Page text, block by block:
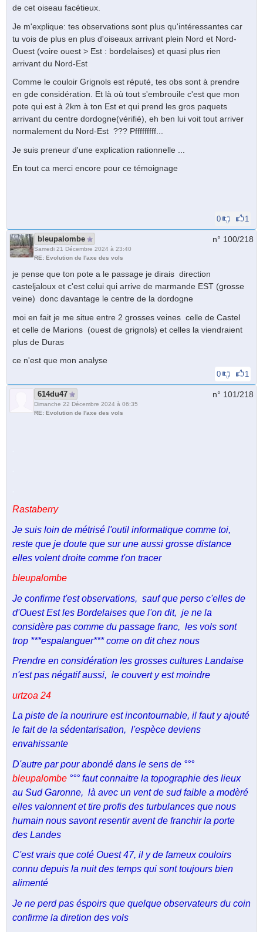
de cet oiseau facétieux.
Je m'explique: tes observations sont plus qu'intéressantes car
tu vois de plus en plus d'oiseaux arrivant plein Nord et Nord-
Ouest (voire ouest > Est : bordelaises) et quasi plus rien
arrivant du Nord-Est
Comme le couloir Grignols est réputé, tes obs sont à prendre
en gde considération. Et là où tout s'embrouile c'est que mon
pote qui est à 2km à ton Est et qui prend les gros paquets
arrivant du centre dordogne(vérifié), eh ben lui voit tout arriver
normalement du Nord-Est ??? Pfffffffff...
Je suis preneur d'une explication rationnelle ...
En tout ca merci encore pour ce témoignage
0 1
bleupalombe
Samedi 21 Décembre 2024 à 23:40
RE: Evolution de l'axe des vols
n° 100/218
je pense que ton pote a le passage je dirais direction
casteljaloux et c'est celui qui arrive de marmande EST (grosse
veine) donc davantage le centre de la dordogne
moi en fait je me situe entre 2 grosses veines celle de Castel
et celle de Marions (ouest de grignols) et celles la viendraient
plus de Duras
ce n'est que mon analyse
0 1
614du47
Dimanche 22 Décembre 2024 à 06:35
RE: Evolution de l'axe des vols
n° 101/218
Rastaberry
Je suis loin de métrisé l'outil informatique comme toi,
reste que je doute que sur une aussi grosse distance
elles volent droite comme t'on tracer
bleupalombe
Je confirme t'est observations, sauf que perso c'elles de
d'Ouest Est les Bordelaises que l'on dit, je ne la
considère pas comme du passage franc, les vols sont
trop ***espalanguer*** come on dit chez nous
Prendre en considération les grosses cultures Landaise
n'est pas négatif aussi, le couvert y est moindre
urtzoa 24
La piste de la nourirure est incontournable, il faut y ajouté
le fait de la sédentarisation, l'espèce deviens
envahissante
D'autre par pour abondé dans le sens de °°°
bleupalombe °°° faut connaitre la topographie des lieux
au Sud Garonne, là avec un vent de sud faible a modèré
elles valonnent et tire profis des turbulances que nous
humain nous savont resentir avent de franchir la porte
des Landes
C'est vrais que coté Ouest 47, il y de fameux couloirs
connu depuis la nuit des temps qui sont toujours bien
alimenté
Je ne perd pas éspoirs que quelque observateurs du coin
confirme la diretion des vols